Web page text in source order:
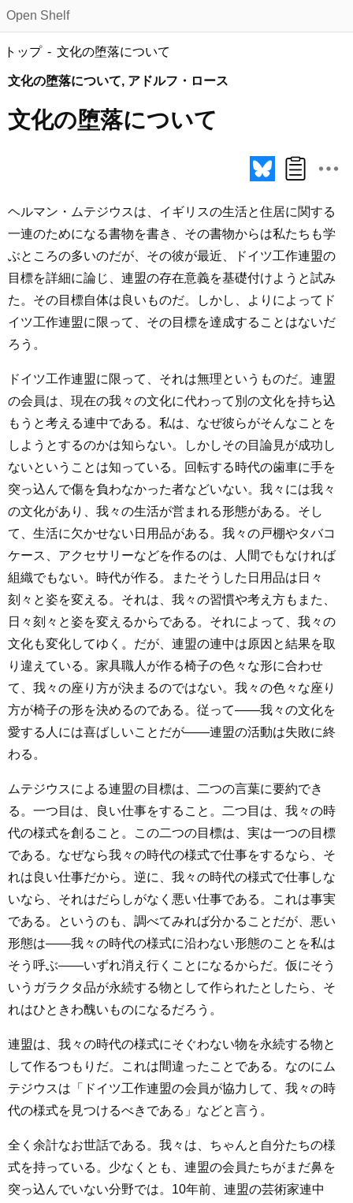
Open Shelf
トップ 文化の堕落について
文化の堕落について, アドルフ・ロース
文化の堕落について
ヘルマン・ムテジウスは、イギリスの生活と住居に関する
一連のためになる書物を書き、その書物からは私たちも学
ぶところの多いのだが、その彼が最近、ドイツ工作連盟の
目標を詳細に論じ、連盟の存在意義を基礎付けようと試み
た。その目標自体は良いものだ。しかし、よりによってド
イツ工作連盟に限って、その目標を達成することはないだ
ろう。
ドイツ工作連盟に限って、それは無理というものだ。連盟
の会員は、現在の我々の文化に代わって別の文化を持ち込
もうと考える連中である。私は、なぜ彼らがそんなことを
しようとするのかは知らない。しかしその目論見が成功し
ないということは知っている。回転する時代の歯車に手を
突っ込んで傷を負わなかった者などいない。我々には我々
の文化があり、我々の生活が営まれる形態がある。そし
て、生活に欠かせない日用品がある。我々の戸棚やタバコ
ケース、アクセサリーなどを作るのは、人間でもなければ
組織でもない。時代が作る。またそうした日用品は日々
刻々と姿を変える。それは、我々の習慣や考え方もまた、
日々刻々と姿を変えるからである。それによって、我々の
文化も変化してゆく。だが、連盟の連中は原因と結果を取
り違えている。家具職人が作る椅子の色々な形に合わせ
て、我々の座り方が決まるのではない。我々の色々な座り
方が椅子の形を決めるのである。従って――我々の文化を
愛する人には喜ばしいことだが――連盟の活動は失敗に終
わる。
ムテジウスによる連盟の目標は、二つの言葉に要約でき
る。一つ目は、良い仕事をすること。二つ目は、我々の時
代の様式を創ること。この二つの目標は、実は一つの目標
である。なぜなら我々の時代の様式で仕事をするなら、そ
れは良い仕事だから。逆に、我々の時代の様式で仕事しな
いなら、それはだらしがなく悪い仕事である。これは事実
である。というのも、調べてみれば分かることだが、悪い
形態は――我々の時代の様式に沿わない形態のことを私は
そう呼ぶ――いずれ消え行くことになるからだ。仮にそう
いうガラクタ品が永続する物として作られたとしたら、そ
れはひときわ醜いものになるだろう。
連盟は、我々の時代の様式にそぐわない物を永続する物と
して作るつもりだ。これは間違ったことである。なのにム
テジウスは「ドイツ工作連盟の会員が協力して、我々の時
代の様式を見つけるべきである」などと言う。
全く余計なお世話である。我々は、ちゃんと自分たちの様
式を持っている。少なくとも、連盟の会員たちがまだ鼻を
突っ込んでいない分野では。10年前、連盟の芸術家連中